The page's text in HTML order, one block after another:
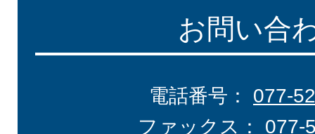
お問い合
電話番号： 077-
ファックス： 077-